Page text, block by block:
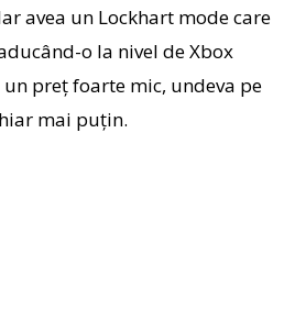
avea un Lockhart mode care
o la nivel de Xbox
un preţ foarte mic, undeva pe
mai puţin.